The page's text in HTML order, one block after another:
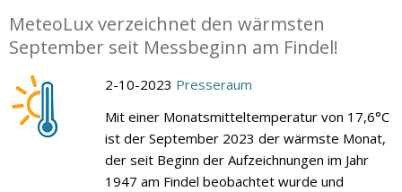
MeteoLux verzeichnet den wärmsten
September seit Messbeginn am Findel!
2-10-2023 Presseraum
Mit einer Monatsmitteltemperatur von 17,6°C
ist der September 2023 der wärmste Monat,
der seit Beginn der Aufzeichnungen im Jahr
1947 am Findel beobachtet wurde und